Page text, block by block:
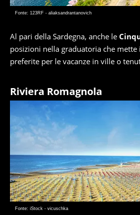
Fonte: 123RF - aliaksandrantanovich
Al pari della Sardegna, anche le
posizioni nella graduatoria che
preferite per le vacanze in ville o
Riviera Romagnola
Fonte: iStock - vicuschka